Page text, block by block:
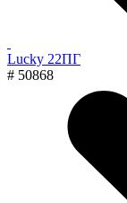
Lucky 22ПГ
# 50868